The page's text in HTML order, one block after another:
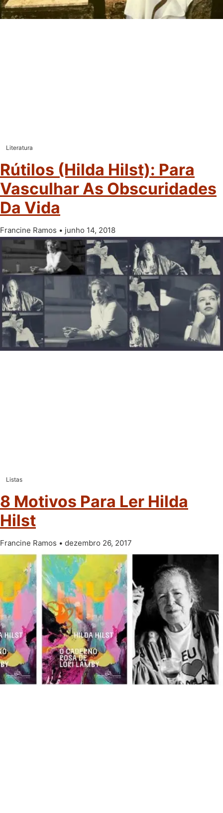
Literatura
Rútilos (Hilda Hilst): Para
Vasculhar As Obscuridades
Da Vida
Francine Ramos junho 14, 2018
Listas
8 Motivos Para Ler Hilda
Hilst
Francine Ramos dezembro 26, 2017